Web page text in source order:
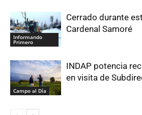
Informando
Primero
Cerrado durante
Cardenal Samoré
Campo al Día
INDAP potencia
en visita de